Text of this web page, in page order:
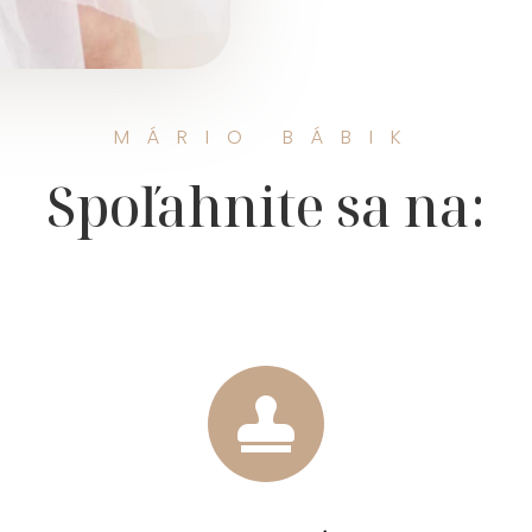
MÁRIO BÁBIK
Spoľahnite sa na:
